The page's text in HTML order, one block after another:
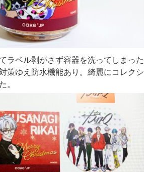
ラベル剥がさず容器を洗ってしまった
策ゆえ防水機能あり。綺麗にコレクシ
。